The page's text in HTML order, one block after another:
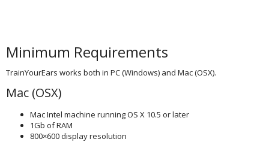
Minimum Requirements
TrainYourEars works both in PC (Windows) and Mac (OSX).
Mac (OSX)
Mac Intel machine running OS X 10.5 or later
1Gb of RAM
800×600 display resolution